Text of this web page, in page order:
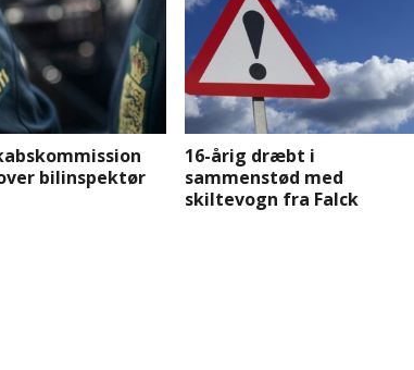
bilinspektør
16-årig dræbt i
sammenstød med
skiltevogn fra Falck